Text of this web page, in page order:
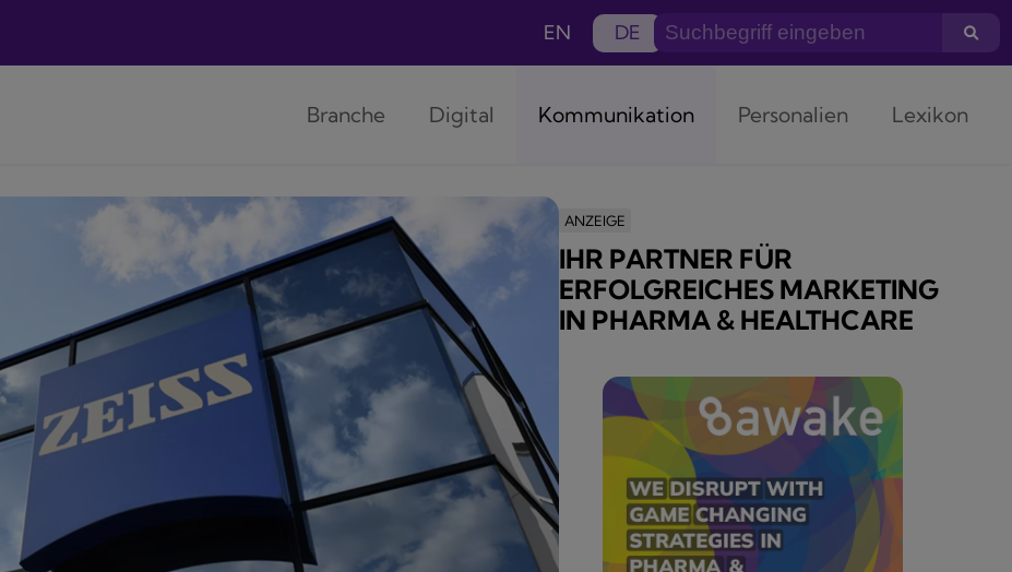
EN DE
Branche Digital Kommunikation Personalien Lexikon
ANZEIGE
IHR PARTNER FÜR
ERFOLGREICHES MARKETING
IN PHARMA & HEALTHCARE